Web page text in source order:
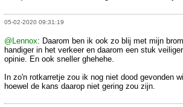
05-02-2020 09:31:19
@Lennox: Daarom ben ik ook zo blij met mijn
handiger in het verkeer en daarom een stuk
opinie. En ook sneller ghehehe.
In zo'n rotkarretje zou ik nog niet dood gevonden
hoewel de kans daarop niet gering zou zijn.